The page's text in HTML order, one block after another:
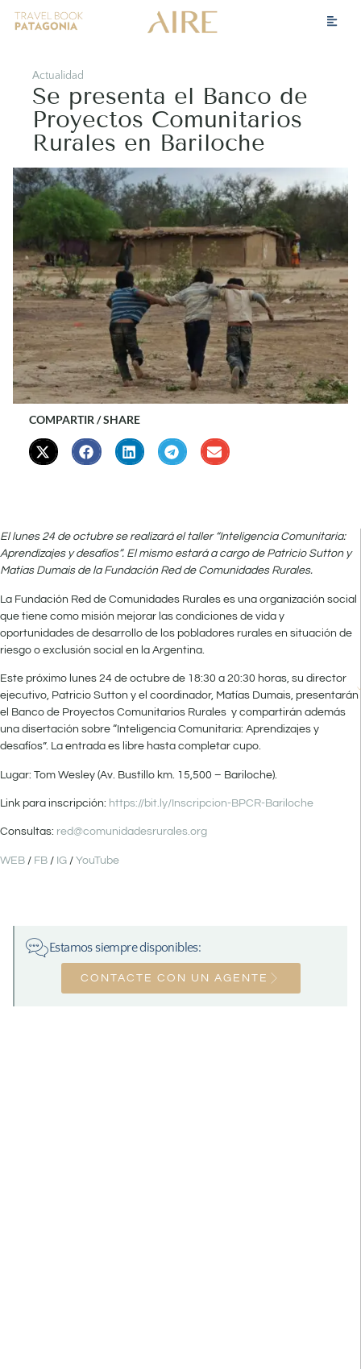
Actualidad
Se presenta el Banco de
Proyectos Comunitarios
Rurales en Bariloche
COMPARTIR / SHARE
El lunes 24 de octubre se realizará el taller “Inteligencia Comunitaria:
Aprendizajes y desafíos”. El mismo estará a cargo de Patricio Sutton y
Matías Dumais de la Fundación Red de Comunidades Rurales.
La Fundación Red de Comunidades Rurales es una organización social
que tiene como misión mejorar las condiciones de vida y
oportunidades de desarrollo de los pobladores rurales en situación de
riesgo o exclusión social en la Argentina.
Este próximo lunes 24 de octubre de 18:30 a 20:30 horas, su director
ejecutivo, Patricio Sutton y el coordinador, Matías Dumais, presentarán
el Banco de Proyectos Comunitarios Rurales y compartirán además
una disertación sobre “Inteligencia Comunitaria: Aprendizajes y
desafíos”. La entrada es libre hasta completar cupo.
Lugar: Tom Wesley (Av. Bustillo km. 15,500 – Bariloche).
Link para inscripción: https://bit.ly/Inscripcion-BPCR-Bariloche
Consultas: red@comunidadesrurales.org
WEB / FB / IG / YouTube
Estamos siempre disponibles:
CONTACTE CON UN AGENTE